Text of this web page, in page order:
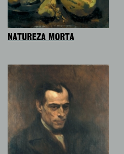
NATUREZA MORTA